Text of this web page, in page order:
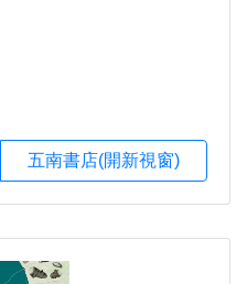
五南書店(開新視窗)